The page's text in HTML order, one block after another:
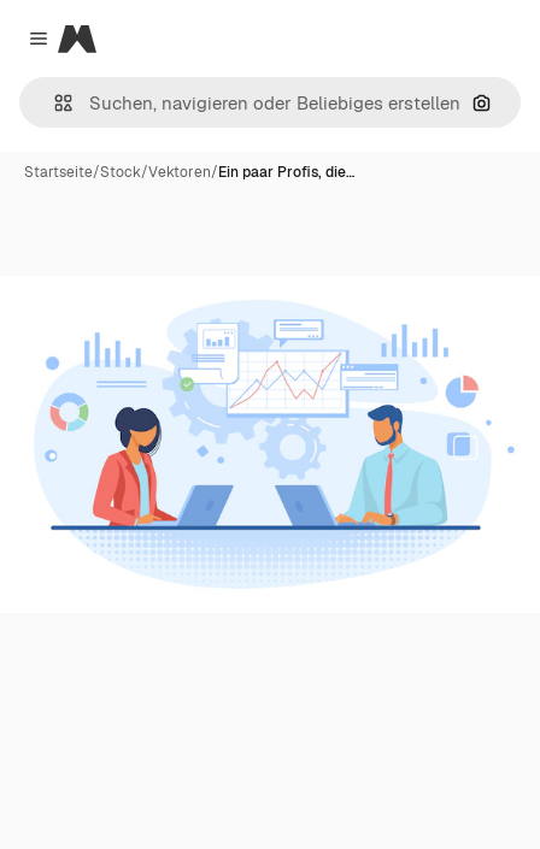
Close menu
Magnific
Nach
Startseite/Stock/Vektoren/Ein paar Profis, die…